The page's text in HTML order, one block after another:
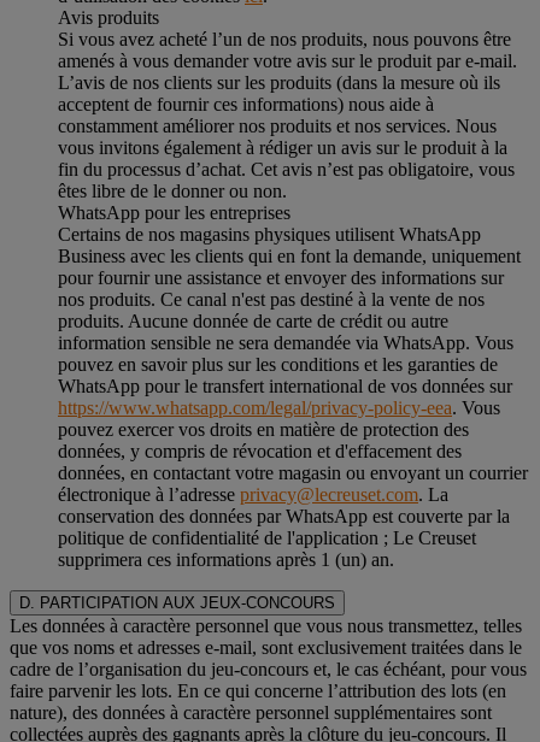
Avis produits
Si vous avez acheté l’un de nos produits, nous pouvons être
amenés à vous demander votre avis sur le produit par e-mail.
L’avis de nos clients sur les produits (dans la mesure où ils
acceptent de fournir ces informations) nous aide à
constamment améliorer nos produits et nos services. Nous
vous invitons également à rédiger un avis sur le produit à la
fin du processus d’achat. Cet avis n’est pas obligatoire, vous
êtes libre de le donner ou non.
WhatsApp pour les entreprises
Certains de nos magasins physiques utilisent WhatsApp
Business avec les clients qui en font la demande, uniquement
pour fournir une assistance et envoyer des informations sur
nos produits. Ce canal n'est pas destiné à la vente de nos
produits. Aucune donnée de carte de crédit ou autre
information sensible ne sera demandée via WhatsApp. Vous
pouvez en savoir plus sur les conditions et les garanties de
WhatsApp pour le transfert international de vos données sur
https://www.whatsapp.com/legal/privacy-policy-eea. Vous
pouvez exercer vos droits en matière de protection des
données, y compris de révocation et d'effacement des
données, en contactant votre magasin ou envoyant un courrier
électronique à l’adresse privacy@lecreuset.com. La
conservation des données par WhatsApp est couverte par la
politique de confidentialité de l'application ; Le Creuset
supprimera ces informations après 1 (un) an.
D. PARTICIPATION AUX JEUX-CONCOURS
Les données à caractère personnel que vous nous transmettez, telles
que vos noms et adresses e-mail, sont exclusivement traitées dans le
cadre de l’organisation du jeu-concours et, le cas échéant, pour vous
faire parvenir les lots. En ce qui concerne l’attribution des lots (en
nature), des données à caractère personnel supplémentaires sont
collectées auprès des gagnants après la clôture du jeu-concours. Il